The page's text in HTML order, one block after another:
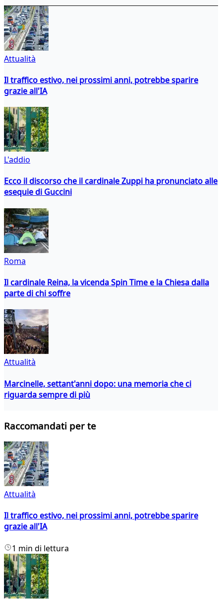
Attualità
Il traffico estivo, nei prossimi anni, potrebbe sparire
grazie all'IA
L'addio
Ecco il discorso che il cardinale Zuppi ha pronunciato alle
esequie di Guccini
Roma
Il cardinale Reina, la vicenda Spin Time e la Chiesa dalla
parte di chi soffre
Attualità
Marcinelle, settant'anni dopo: una memoria che ci
riguarda sempre di più
Raccomandati per te
Attualità
Il traffico estivo, nei prossimi anni, potrebbe sparire
grazie all'IA
1 min di lettura